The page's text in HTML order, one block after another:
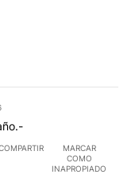
MARCAR
COMO
INAPROPIADO